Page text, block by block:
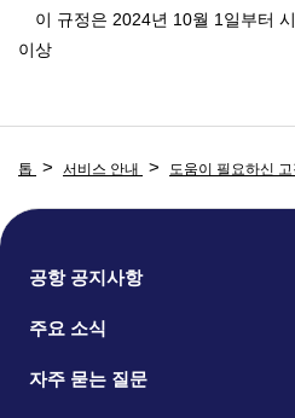
이 규정은 2024년 10월 1일부터
이상
톱 서비스 안내 도움이 필요하신 고
공항 공지사항
주요 소식
자주 묻는 질문